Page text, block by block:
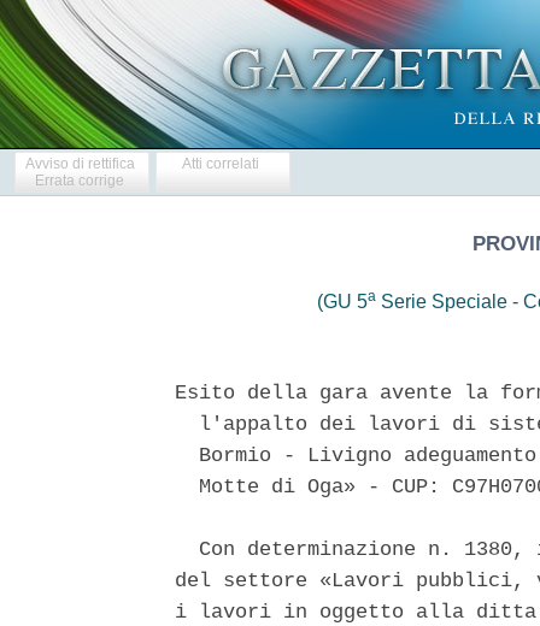
Avviso di rettifica
Errata corrige
Atti correlati
(GU 5a Serie Speciale -
Esito della gara avente la
l'appalto dei lavori di
Bormio - Livigno
Motte di Oga» - CUP:
Con determinazione n. 1380,
del settore «Lavori
i lavori in oggetto alla ditta